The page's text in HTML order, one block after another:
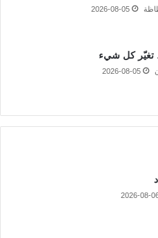
2026-08-05
تغيّر كل شيء
2026-08-05
2026-08-